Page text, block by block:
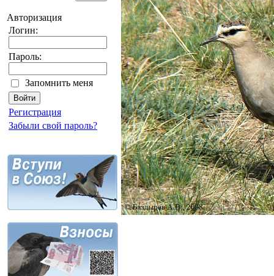
Авторизация
Логин:
Пароль:
Запомнить меня
Регистрация
Забыли свой пароль?